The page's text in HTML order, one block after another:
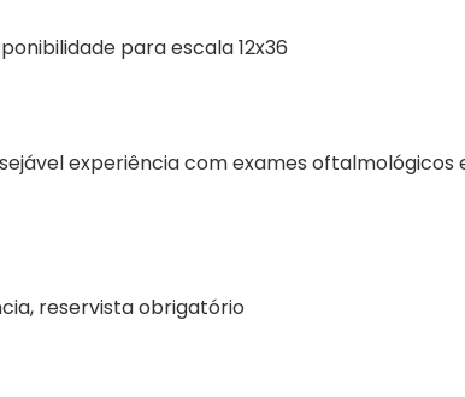
para escala 12x36
experiência com exames oftalmológicos
reservista obrigatório